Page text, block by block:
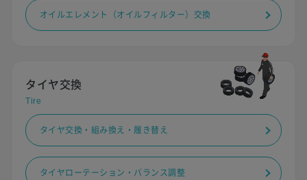
オイルエレメント（オイルフィルター）交換
タイヤ交換
Tire
タイヤ交換・組み換え・履き替え
タイヤローテーション・バランス調整